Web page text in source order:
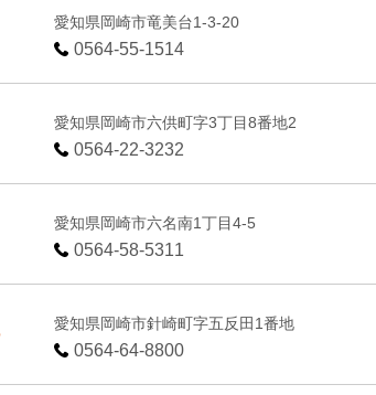
愛知県岡崎市竜美台1-3-20
0564-55-1514
愛知県岡崎市六供町字3丁目8番地2
0564-22-3232
愛知県岡崎市六名南1丁目4-5
0564-58-5311
愛知県岡崎市針崎町字五反田1番地
0564-64-8800